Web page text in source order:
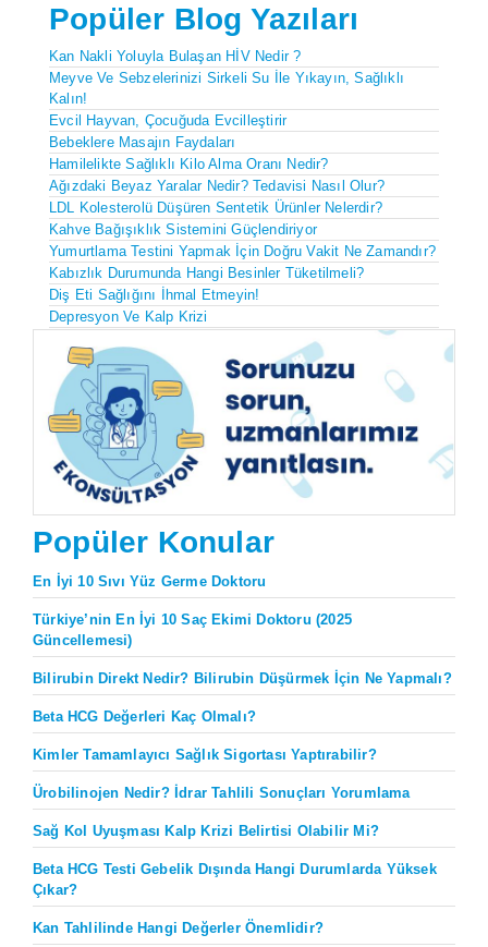
Popüler Blog Yazıları
Kan Nakli Yoluyla Bulaşan HİV Nedir ?
Meyve Ve Sebzelerinizi Sirkeli Su İle Yıkayın, Sağlıklı
Kalın!
Evcil Hayvan, Çocuğuda Evcilleştirir
Bebeklere Masajın Faydaları
Hamilelikte Sağlıklı Kilo Alma Oranı Nedir?
Ağızdaki Beyaz Yaralar Nedir? Tedavisi Nasıl Olur?
LDL Kolesterolü Düşüren Sentetik Ürünler Nelerdir?
Kahve Bağışıklık Sistemini Güçlendiriyor
Yumurtlama Testini Yapmak İçin Doğru Vakit Ne Zamandır?
Kabızlık Durumunda Hangi Besinler Tüketilmeli?
Diş Eti Sağlığını İhmal Etmeyin!
Depresyon Ve Kalp Krizi
Popüler Konular
En İyi 10 Sıvı Yüz Germe Doktoru
Türkiye’nin En İyi 10 Saç Ekimi Doktoru (2025
Güncellemesi)
Bilirubin Direkt Nedir? Bilirubin Düşürmek İçin Ne Yapmalı?
Beta HCG Değerleri Kaç Olmalı?
Kimler Tamamlayıcı Sağlık Sigortası Yaptırabilir?
Ürobilinojen Nedir? İdrar Tahlili Sonuçları Yorumlama
Sağ Kol Uyuşması Kalp Krizi Belirtisi Olabilir Mi?
Beta HCG Testi Gebelik Dışında Hangi Durumlarda Yüksek
Çıkar?
Kan Tahlilinde Hangi Değerler Önemlidir?